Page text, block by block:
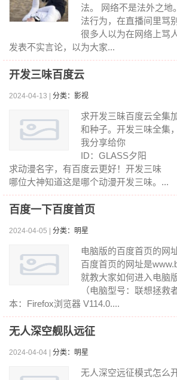
法。 网络不是法外之地
法行为，在直播间里骂
很多人以为在网络上骂
发表不实言论，以为大家...
开发三味百度云
2024-04-13 | 分类：影视
求开发三昧百度云全集
和种子。开发三味全集
我分享给你
ID：GLASS夕阳
求动漫名字，有百度云更好！开发三味
哪位大神知道这是哪个动漫开发三味。...
百度一下百度首页
2024-04-05 | 分类：明星
电脑版的百度首页的网
百度首页的网址是
就教大家如何进入电脑
（电脑型号：联想拯救
本：Firefox浏览器 V114.0....
无人深空舰队远征
2024-04-04 | 分类：明星
无人深空远征模式怎么